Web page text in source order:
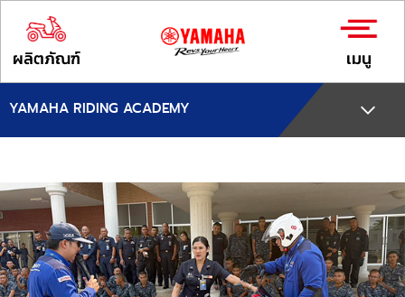
ผลิตภัณฑ์ เมนู
YAMAHA RIDING ACADEMY